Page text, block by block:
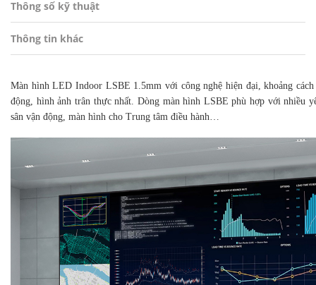
Thông số kỹ thuật
Thông tin khác
Màn hình LED Indoor LSBE 1.5mm với công nghệ hiện đại, khoảng
động, hình ảnh trân thực nhất. Dòng màn hình LSBE phù hợp với nhiều
sân vận động, màn hình cho Trung tâm điều hành…